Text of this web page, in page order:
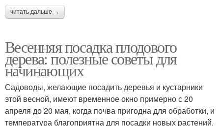
читать дальше →
Весенняя посадка плодового
дерева: полезные советы для
начинающих
Садоводы, желающие посадить деревья и кустарники
этой весной, имеют временное окно примерно с 20
апреля до 20 мая, когда почва пригодна для обработки, и
температура благоприятна для посадки новых растений.